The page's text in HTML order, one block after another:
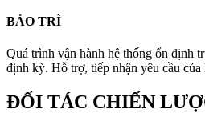
BẢO TRÌ
Quá trình vận hành hệ thống ổn định
định kỳ. Hỗ trợ, tiếp nhận yêu cầu của
ĐỐI TÁC CHIẾN